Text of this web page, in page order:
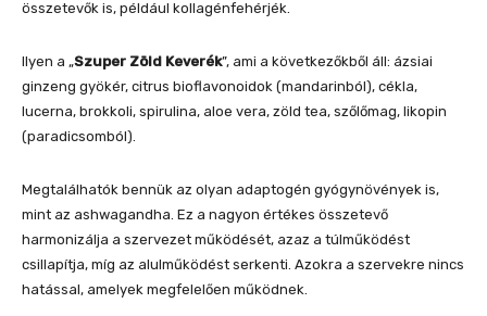
összetevők is, például kollagénfehérjék.
Ilyen a „Szuper Zöld Keverék”, ami a következőkből áll: ázsiai
ginzeng gyökér, citrus bioflavonoidok (mandarinból), cékla,
lucerna, brokkoli, spirulina, aloe vera, zöld tea, szőlőmag, likopin
(paradicsomból).
Megtalálhatók bennük az olyan adaptogén gyógynövények is,
mint az ashwagandha. Ez a nagyon értékes összetevő
harmonizálja a szervezet működését, azaz a túlműködést
csillapítja, míg az alulműködést serkenti. Azokra a szervekre nincs
hatással, amelyek megfelelően működnek.